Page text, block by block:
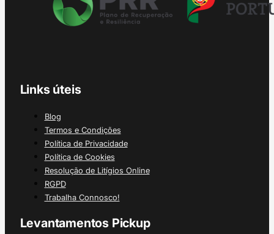
Links úteis
Blog
Termos e Condições
Política de Privacidade
Política de Cookies
Resolução de Litígios Online
RGPD
Trabalha Connosco!
Levantamentos Pickup